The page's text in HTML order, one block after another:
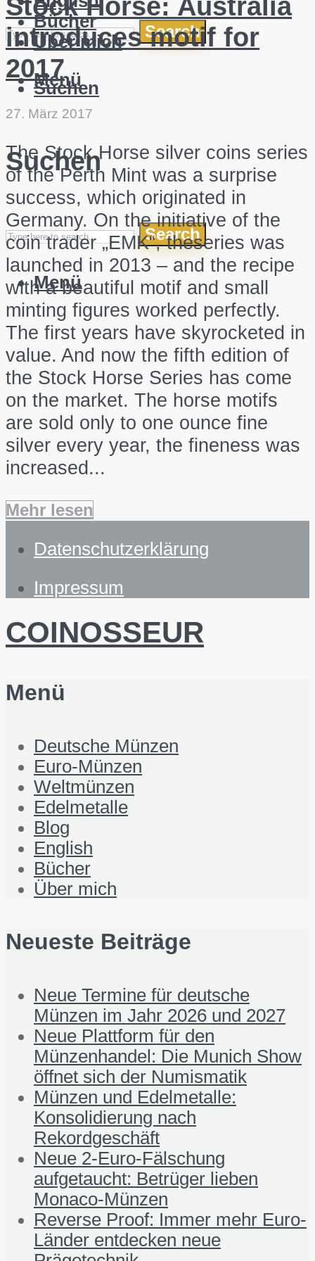
Search
Menü
Bücher
Über mich
Suchen
Suchen
Search
Menü
Stock Horse: Australia
introduces motif for
2017
27. März 2017
The Stock Horse silver coins series
of the Perth Mint was a surprise
success, which originated in
Germany. On the initiative of the
coin trader „EMK“, theseries was
launched in 2013 – and the recipe
with a beautiful motif and small
minting figures worked perfectly.
The first years have skyrocketed in
value. And now the fifth edition of
the Stock Horse Series has come
on the market. The horse motifs
are sold only to one ounce fine
silver every year, the fineness was
increased...
Mehr lesen
Datenschutzerklärung
Impressum
COINOSSEUR
Menü
Deutsche Münzen
Euro-Münzen
Weltmünzen
Edelmetalle
Blog
English
Bücher
Über mich
Neueste Beiträge
Neue Termine für deutsche
Münzen im Jahr 2026 und 2027
Neue Plattform für den
Münzenhandel: Die Munich Show
öffnet sich der Numismatik
Münzen und Edelmetalle:
Konsolidierung nach
Rekordgeschäft
Neue 2-Euro-Fälschung
aufgetaucht: Betrüger lieben
Monaco-Münzen
Reverse Proof: Immer mehr Euro-
Länder entdecken neue